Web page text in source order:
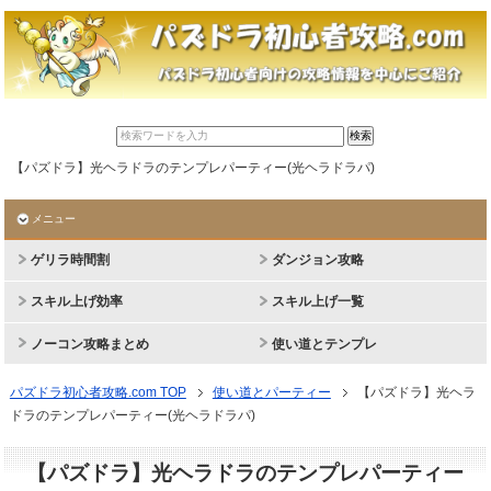
【パズドラ】光ヘラドラのテンプレパーティー(光ヘラドラパ)
メニュー
ゲリラ時間割 ダンジョン攻略
スキル上げ効率 スキル上げ一覧
ノーコン攻略まとめ 使い道とテンプレ
パズドラ初心者攻略.com TOP 使い道とパーティー
【パズドラ】光ヘラ
ドラのテンプレパーティー(光ヘラドラパ)
【パズドラ】光ヘラドラのテンプレパーティー